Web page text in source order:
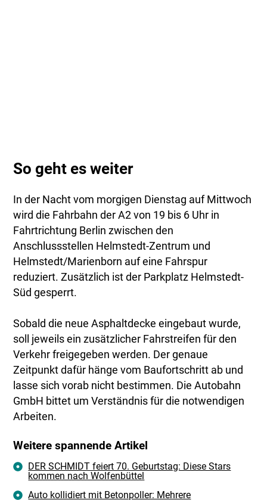
So geht es weiter
In der Nacht vom morgigen Dienstag auf Mittwoch
wird die Fahrbahn der A2 von 19 bis 6 Uhr in
Fahrtrichtung Berlin zwischen den
Anschlussstellen Helmstedt-Zentrum und
Helmstedt/Marienborn auf eine Fahrspur
reduziert. Zusätzlich ist der Parkplatz Helmstedt-
Süd gesperrt.
Sobald die neue Asphaltdecke eingebaut wurde,
soll jeweils ein zusätzlicher Fahrstreifen für den
Verkehr freigegeben werden. Der genaue
Zeitpunkt dafür hänge vom Baufortschritt ab und
lasse sich vorab nicht bestimmen. Die Autobahn
GmbH bittet um Verständnis für die notwendigen
Arbeiten.
Weitere spannende Artikel
DER SCHMIDT feiert 70. Geburtstag: Diese Stars
kommen nach Wolfenbüttel
Auto kollidiert mit Betonpoller: Mehrere